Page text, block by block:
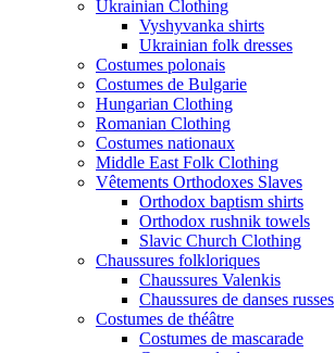
Ukrainian Clothing
Vyshyvanka shirts
Ukrainian folk dresses
Costumes polonais
Costumes de Bulgarie
Hungarian Clothing
Romanian Clothing
Costumes nationaux
Middle East Folk Clothing
Vêtements Orthodoxes Slaves
Orthodox baptism shirts
Orthodox rushnik towels
Slavic Church Clothing
Chaussures folkloriques
Chaussures Valenkis
Chaussures de danses russes
Costumes de théâtre
Costumes de mascarade